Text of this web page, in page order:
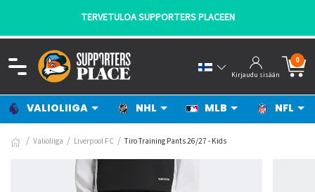
TERVETULOA SUPPORTERS PLACEEN
Kirjaudu sisään
0
VALIOLIIGA NHL MLB NFL
Valioliiga Liverpool FC Tiro Training Pants 26/27 - Kids